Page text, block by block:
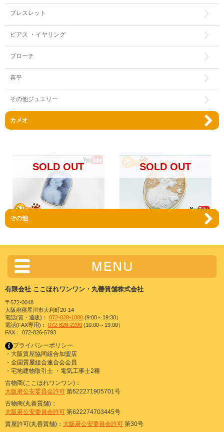
ブレスレット
ピアス ・イヤリング
ブローチ
喜平
その他ジュエリー
カメオ
K18枠 カメオ ブローチ ペンダント オ
SOLD OUT
K18枠 カメオ シェル ブローチ ペンダ
SOLD OUT
その他
有限会社 ここほれワンワン・丸善質舗株式会社
〒572-0048
大阪府寝屋川市大利町20-14
電話(質・通販)： 072-828-1000 (9:00～19:30）
電話(FAX専用)： 072-828-2290 (10:00～19:00）
FAX： 072-826-5793
プライバシーポリシー
・大阪質屋協同組合加盟店
・全国質屋組合連合会会員
・宅地建物取引士 ・電気工事士2種
古物商(ここほれワンワン)：
大阪府公安委員会許可 第622271905701号
古物商(丸善質舗)：
大阪府公安委員会許可 第622274703445号
質屋許可(丸善質舗)： 大阪府公安委員会許可 第30号